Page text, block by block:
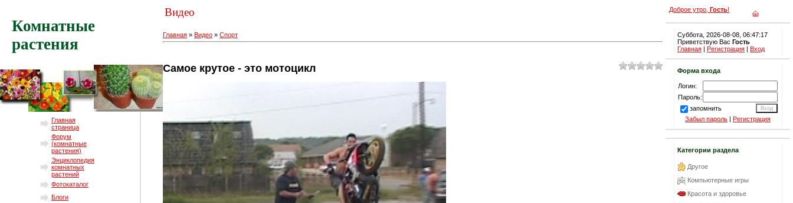
Комнатные
растения
Главная
страница
Форум
(комнатные
растения)
Энциклопедия
комнатных
растений
Фотокаталог
Блоги
Видео Доброе утро, Гость!
Главная » Видео » Спорт
Самое крутое - это мотоцикл
Суббота, 2026-08-08, 06:47:17
Приветствую Вас Гость
Главная | Регистрация | Вход
Форма входа
Логин:
Пароль:
запомнить
Забыл пароль | Регистрация
Категории раздела
Другое
Компьютерные игры
Красота и здоровье